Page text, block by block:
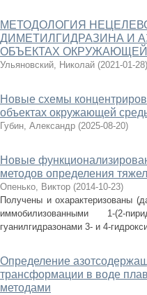
МЕТОДОЛОГИЯ
ДИМЕТИЛГИДРАЗИНА И
ОБЪЕКТАХ
Ульяновский, Николай (2021-01-28)
Новые схемы
объектах окружающей
Губин, Александр (2025-08-20)
Новые
методов определения
Опенько, Виктор (2014-10-23)
Получены и охарактеризованы
иммобилизованными 1-(2-
гуанилгидразонами 3- и 4-
Определение
трансформации в воде
методами